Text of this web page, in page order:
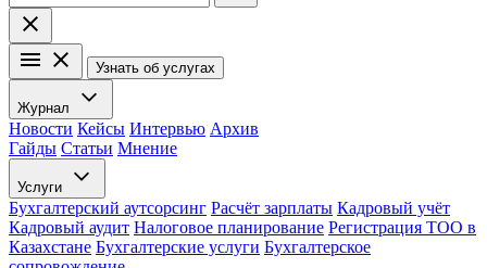
Узнать об услугах
Журнал
Новости Кейсы Интервью Архив
Гайды Статьи Мнение
Услуги
Бухгалтерский аутсорсинг Расчёт зарплаты Кадровый учёт
Кадровый аудит Налоговое планирование Регистрация ТОО в
Казахстане Бухгалтерские услуги Бухгалтерское